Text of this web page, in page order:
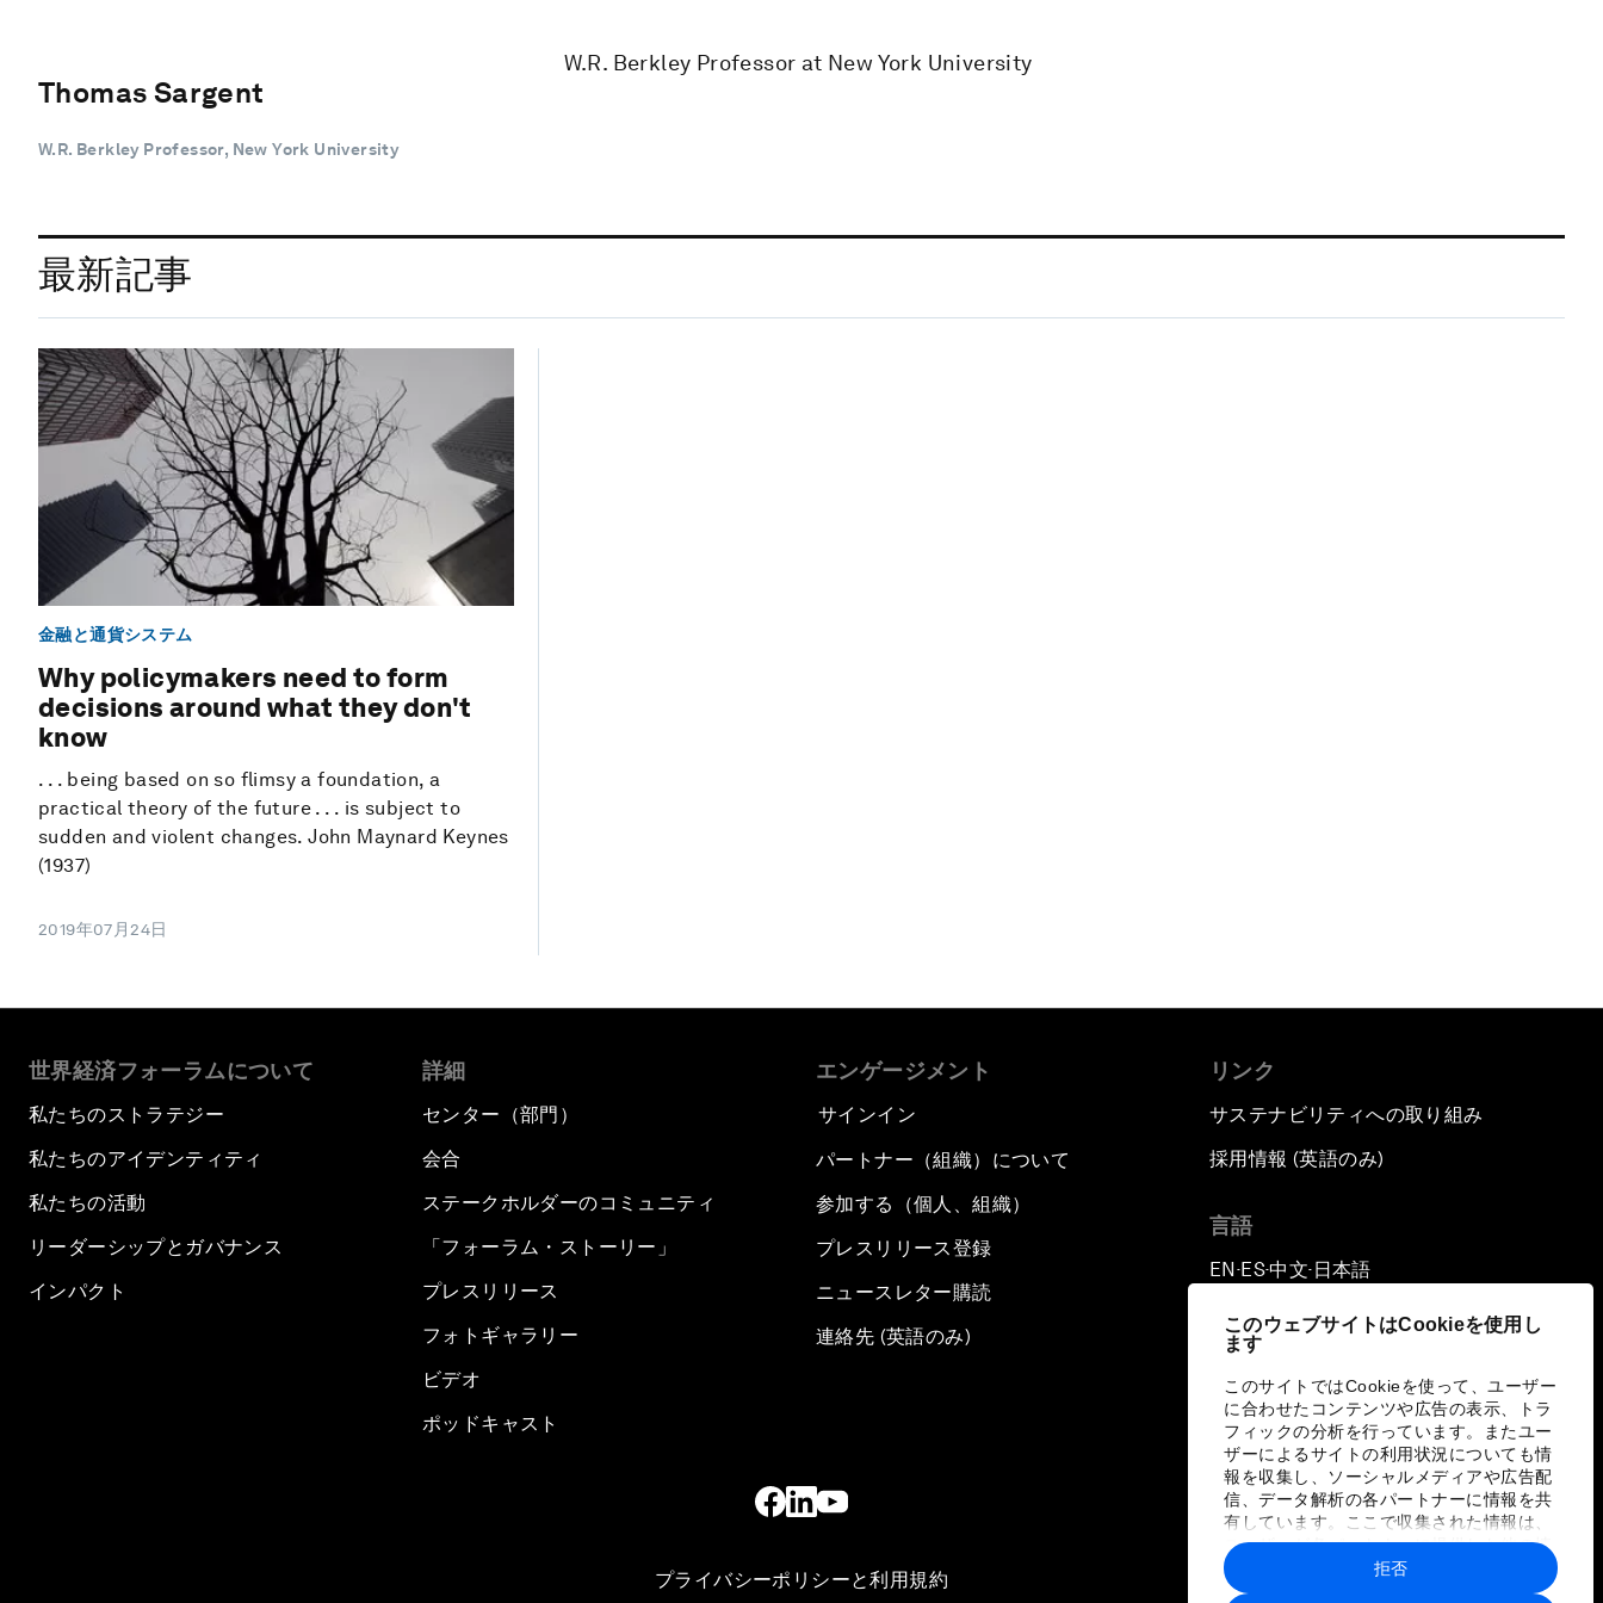
このウェブサイトはCookieを使用し
ます
このサイトではCookieを使って、ユーザー
に合わせたコンテンツや広告の表示、トラ
フィックの分析を行っています。またユー
ザーによるサイトの利用状況についても情
報を収集し、ソーシャルメディアや広告配
信、データ解析の各パートナーに情報を共
有しています。ここで収集された情報は、
ユーザーが各パートナーに提供した他の情
報や各パートナーのサービスを使用した際
に収集された情報と組み合わされ、各パー
拒否
Thomas Sargent
W.R. Berkley Professor, New York University
W.R. Berkley Professor at New York University
最新記事
金融と通貨システム
Why policymakers need to form
decisions around what they don't
know
. . . being based on so flimsy a foundation, a
practical theory of the future . . . is subject to
sudden and violent changes. John Maynard Keynes
(1937)
2019年07月24日
世界経済フォーラムについて
私たちのストラテジー
私たちのアイデンティティ
私たちの活動
リーダーシップとガバナンス
インパクト
詳細
センター（部門）
会合
ステークホルダーのコミュニティ
「フォーラム・ストーリー」
プレスリリース
フォトギャラリー
ビデオ
ポッドキャスト
エンゲージメント
サインイン
パートナー（組織）について
参加する（個人、組織）
プレスリリース登録
ニュースレター購読
連絡先 (英語のみ)
リンク
サステナビリティへの取り組み
採用情報 (英語のみ)
言語
EN ▪ ES▪中文▪ 日本語
プライバシーポリシーと利用規約